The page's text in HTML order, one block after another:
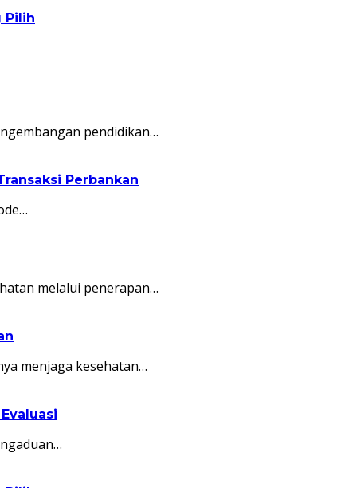
Pilih
pendidikan…
Perbankan
melalui penerapan…
menjaga kesehatan…